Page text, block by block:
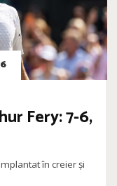
Fery: 7-6,
în creier și